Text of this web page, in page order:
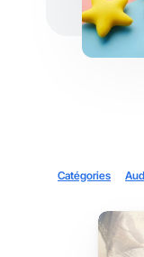
Catégories